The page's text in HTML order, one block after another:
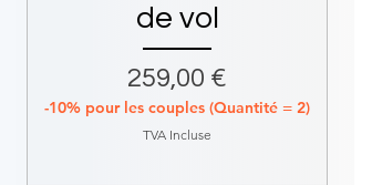
de vol
Prix
259,00 €
-10% pour les couples (Quantité = 2)
TVA Incluse